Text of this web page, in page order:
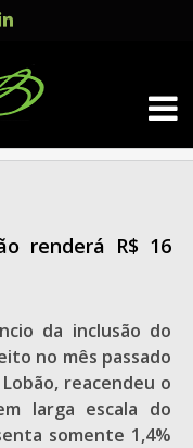
LinkedIn
renderá R$ 16
da inclusão do
no mês passado
reacendeu o
larga escala do
somente 1,4%